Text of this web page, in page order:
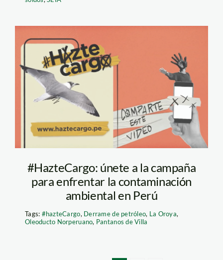
hazte cargo campania
#HazteCargo: únete a la campaña
para enfrentar la contaminación
ambiental en Perú
Tags: #hazteCargo, Derrame de petróleo, La Oroya,
Oleoducto Norperuano, Pantanos de Villa